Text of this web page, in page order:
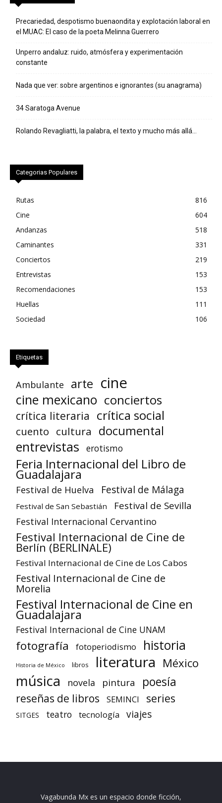
Precariedad, despotismo buenaondita y explotación laboral en
el MUAC: El caso de la poeta Melinna Guerrero
Unperro andaluz: ruido, atmósfera y experimentación
constante
Nada que ver: sobre argentinos e ignorantes (su anagrama)
34 Saratoga Avenue
Rolando Revagliatti, la palabra, el texto y mucho más allá…
Categorias Populares
Rutas
816
Cine
604
Andanzas
518
Caminantes
331
Conciertos
219
Entrevistas
153
Recomendaciones
153
Huellas
111
Sociedad
106
Etiquetas
Ambulante arte cine
cine mexicano conciertos
crítica literaria crítica social
cuento cultura documental
entrevistas erotismo
Feria Internacional del Libro de
Guadalajara
Festival de Huelva Festival de Málaga
Festival de San Sebastián Festival de Sevilla
Festival Internacional Cervantino
Festival Internacional de Cine de
Berlín (BERLINALE)
Festival Internacional de Cine de Los Cabos
Festival Internacional de Cine de
Morelia
Festival Internacional de Cine en
Guadalajara
Festival Internacional de Cine UNAM
fotografía fotoperiodismo historia
Historia de México libros literatura México
música novela pintura poesía
reseñas de libros SEMINCI series
SITGES teatro tecnología viajes
Vagabunda Mx es un espacio donde ficción,